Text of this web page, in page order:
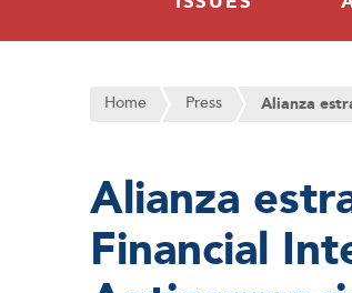
Home Press Alianza
Alianza
Financial